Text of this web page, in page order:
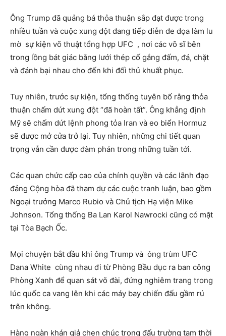
Ông Trump đã quảng bá thỏa thuận sắp đạt được trong
nhiều tuần và cuộc xung đột đang tiếp diễn đe dọa làm lu
mờ sự kiện võ thuật tổng hợp UFC , nơi các võ sĩ bên
trong lồng bát giác bằng lưới thép cố gắng đấm, đá, chặt
và đánh bại nhau cho đến khi đối thủ khuất phục.
Tuy nhiên, trước sự kiện, tổng thống tuyên bố rằng thỏa
thuận chấm dứt xung đột “đã hoàn tất”. Ông khẳng định
Mỹ sẽ chấm dứt lệnh phong tỏa Iran và eo biển Hormuz
sẽ được mở cửa trở lại. Tuy nhiên, những chi tiết quan
trọng vẫn cần được đàm phán trong những tuần tới.
Các quan chức cấp cao của chính quyền và các lãnh đạo
đảng Cộng hòa đã tham dự các cuộc tranh luận, bao gồm
Ngoại trưởng Marco Rubio và Chủ tịch Hạ viện Mike
Johnson. Tổng thống Ba Lan Karol Nawrocki cũng có mặt
tại Tòa Bạch Ốc.
Mọi chuyện bắt đầu khi ông Trump và ông trùm UFC
Dana White cùng nhau đi từ Phòng Bầu dục ra ban công
Phòng Xanh để quan sát võ đài, đứng nghiêm trang trong
lúc quốc ca vang lên khi các máy bay chiến đấu gầm rú
trên không.
Hàng ngàn khán giả chen chúc trong đấu trường tạm thời